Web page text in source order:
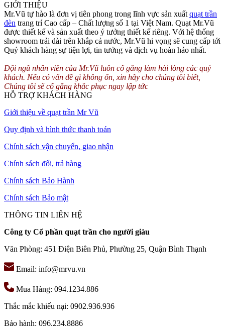
GIỚI THIỆU
Mr.Vũ tự hào là đơn vị tiên phong trong lĩnh vực sản xuất quạt trần
đèn trang trí Cao cấp – Chất lượng số 1 tại Việt Nam. Quạt Mr.Vũ
được thiết kế và sản xuất theo ý tưởng thiết kế riêng. Với hệ thống
showroom trải dài trên khắp cả nước, Mr.Vũ hi vọng sẽ cung cấp tới
Quý khách hàng sự tiện lợi, tin tưởng và dịch vụ hoàn hảo nhất.
Đội ngũ nhân viên của Mr.Vũ luôn cố gắng làm hài lòng các quý
khách. Nếu có vấn đề gì không ổn, xin hãy cho chúng tôi biết,
Chúng tôi sẽ cố gắng khắc phục ngay lập tức
HỖ TRỢ KHÁCH HÀNG
Giới thiệu về quạt trần Mr Vũ
Quy định và hình thức thanh toán
Chính sách vận chuyển, giao nhận
Chính sách đổi, trả hàng
Chính sách Bảo Hành
Chính sách Bảo mật
THÔNG TIN LIÊN HỆ
Công ty Cổ phần quạt trần cho người giàu
Văn Phòng: 451 Điện Biên Phủ, Phường 25, Quận Bình Thạnh
Email: info@mrvu.vn
Mua Hàng: 094.1234.886
Thắc mắc khiếu nại: 0902.936.936
Bảo hành: 096.234.8886